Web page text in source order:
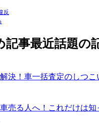
反
記事最近話題の
決！車一括査定のしつ
売る人へ！これだけは